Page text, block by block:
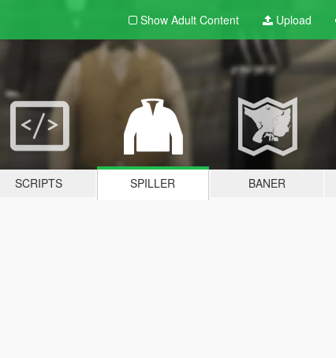
Show Adult Content Upload
SCRIPTS SPILLER BANER